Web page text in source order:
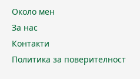
Около мен
За нас
Контакти
Политика за поверителност